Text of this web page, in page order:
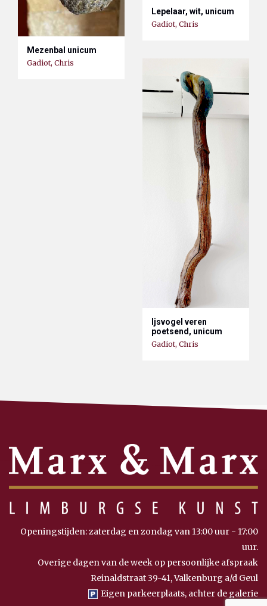
Lepelaar, wit, unicum
Gadiot, Chris
Mezenbal unicum
Gadiot, Chris
Ijsvogel veren
poetsend, unicum
Gadiot, Chris
Openingstijden: zaterdag en zondag van 13:00 uur - 17:00
uur.
Overige dagen van de week op persoonlijke afspraak
Reinaldstraat 39-41, Valkenburg a/d Geul
Eigen parkeerplaats, achter de galerie